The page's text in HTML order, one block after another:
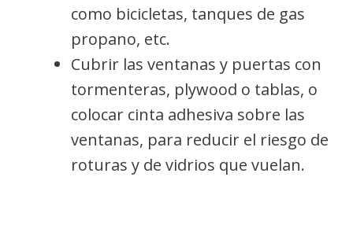
como bicicletas, tanques de gas
propano, etc.
Cubrir las ventanas y puertas con
tormenteras, plywood o tablas, o
colocar cinta adhesiva sobre las
ventanas, para reducir el riesgo de
roturas y de vidrios que vuelan.